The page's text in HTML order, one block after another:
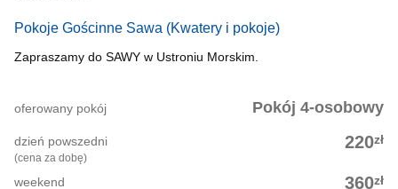
Pokoje Gościnne Sawa (Kwatery i pokoje)
Zapraszamy do SAWY w Ustroniu Morskim.
Pokój 4-osobowy
oferowany pokój
220zł
dzień powszedni
(cena za dobę)
360zł
weekend